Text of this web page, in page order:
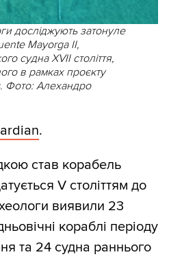
досліджують затонуле
Mayorga II,
судна XVII століття,
в рамках проєкту
Фото: Алехандро
.
став корабель
V століттям до
виявили 23
кораблі періоду
та 24 судна раннього